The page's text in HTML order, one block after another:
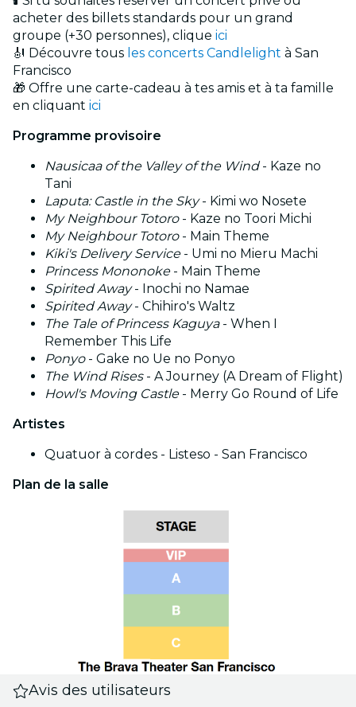
acheter des billets standards pour un grand
groupe (+30 personnes), clique ici
🎻 Découvre tous les concerts Candlelight à San
Francisco
🎁 Offre une carte-cadeau à tes amis et à ta famille
en cliquant ici
Programme provisoire
Nausicaa of the Valley of the Wind- Kaze no
Tani
Laputa: Castle in the Sky- Kimi wo Nosete
My Neighbour Totoro- Kaze no Toori Michi
My Neighbour Totoro- Main Theme
Kiki's Delivery Service- Umi no Mieru Machi
Princess Mononoke- Main Theme
Spirited Away- Inochi no Namae
Spirited Away- Chihiro's Waltz
The Tale of Princess Kaguya- When I
Remember This Life
Ponyo- Gake no Ue no Ponyo
The Wind Rises- A Journey (A Dream of Flight)
Howl's Moving Castle- Merry Go Round of Life
Artistes
Quatuor à cordes - Listeso - San Francisco
Plan de la salle
Avis des utilisateurs